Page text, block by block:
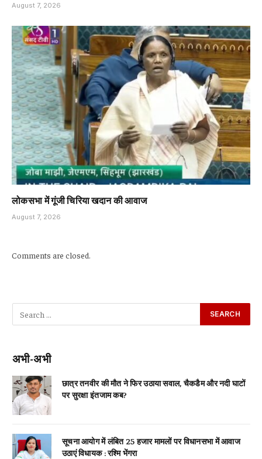
August 7, 2026
लोकसभा में गूंजी चिरिया खदान की आवाज
August 7, 2026
Comments are closed.
अभी-अभी
छात्र तनवीर की मौत ने फिर उठाया सवाल, चैकडैम और नदी घाटों
पर सुरक्षा इंतजाम कब?
सूचना आयोग में लंबित 25 हजार मामलों पर विधानसभा में आवाज
उठाएं विधायक : रश्मि भेंगरा